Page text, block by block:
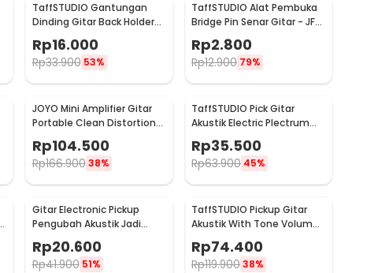
TaffSTUDIO Gantungan
Dinding Gitar Back Holder
Wall Mount - XG-10
Rp16.000
Rp33.900 53%
TaffSTUDIO Alat Pembuka
Bridge Pin Senar Gitar - JF-
Rp2.800
Rp12.900 79%
JOYO Mini Amplifier Gitar
Portable Clean Distortion
Headphone Amp 2W - JA-
01
Rp104.500
Rp166.900 38%
TaffSTUDIO Pick Gitar
Akustik Electric Plectrum
Assorted 50 PCS - A011A
Rp35.500
Rp63.900 45%
Gitar Electronic Pickup
Pengubah Akustik Jadi
Elektrik - ST-20
Rp20.600
Rp41.900 51%
TaffSTUDIO Pickup Gitar
Akustik With Tone Volume
Control - P-011
Rp74.400
Rp119.90038%